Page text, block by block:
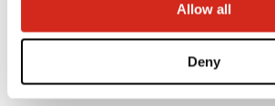
Allow all
Deny